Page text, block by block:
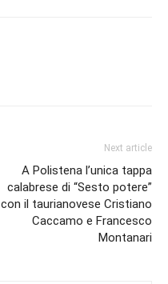
Next article
A Polistena l’unica tappa
calabrese di “Sesto potere”
con il taurianovese Cristiano
Caccamo e Francesco
Montanari